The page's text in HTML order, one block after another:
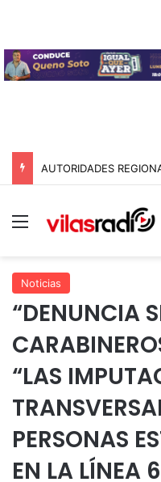
Menú
Noticias
“DENUNCIA
“LAS
PERSONAS
EN LA LÍNEA